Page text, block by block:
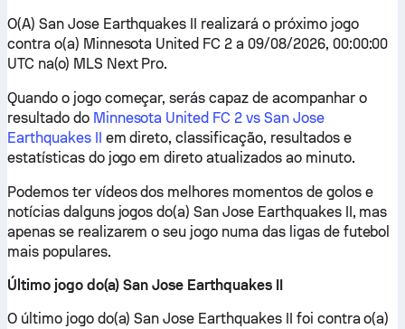
O(A) San Jose Earthquakes II realizará o próximo jogo
contra o(a) Minnesota United FC 2 a 09/08/2026, 00:00:00
UTC na(o) MLS Next Pro.
Quando o jogo começar, serás capaz de acompanhar o
resultado do Minnesota United FC 2 vs San Jose
Earthquakes II em direto, classificação, resultados e
estatísticas do jogo em direto atualizados ao minuto.
Podemos ter vídeos dos melhores momentos de golos e
notícias dalguns jogos do(a) San Jose Earthquakes II, mas
apenas se realizarem o seu jogo numa das ligas de futebol
mais populares.
Último jogo do(a) San Jose Earthquakes II
O último jogo do(a) San Jose Earthquakes II foi contra o(a)